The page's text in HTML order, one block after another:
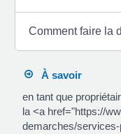
Comment faire la
À savoir
en tant que
la <a href="https://
demarches/